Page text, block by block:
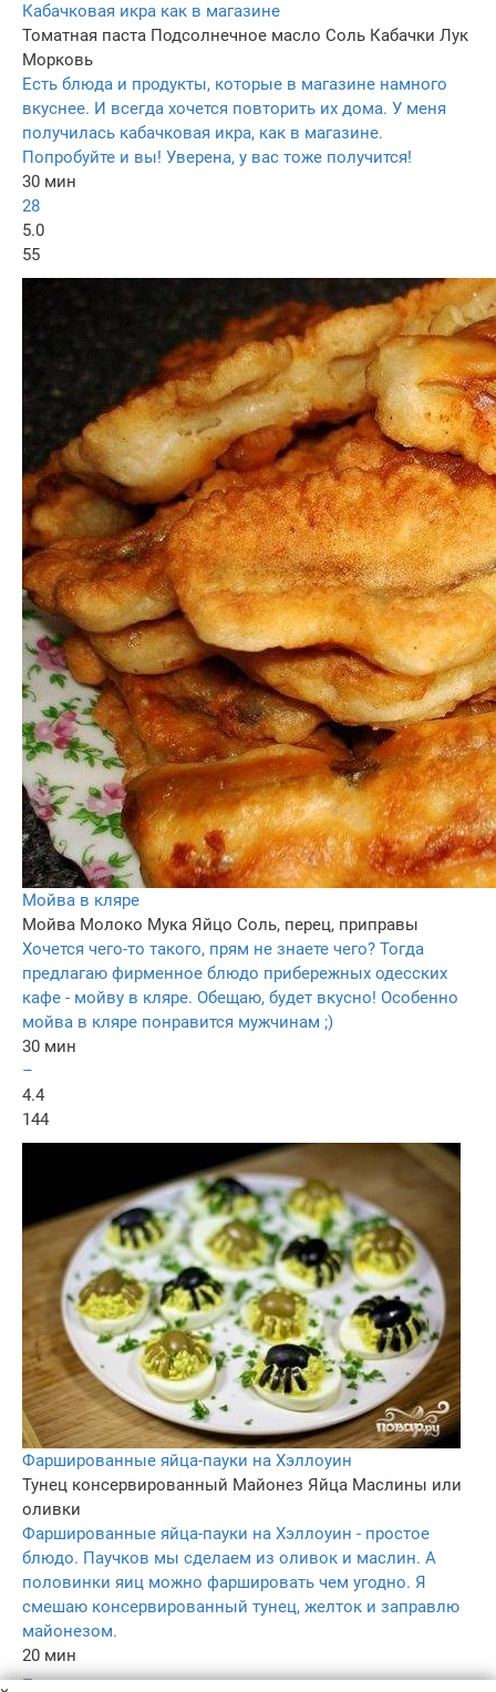
Кабачковая икра как в магазине
Томатная паста Подсолнечное масло Соль Кабачки Лук
Морковь
Есть блюда и продукты, которые в магазине намного
вкуснее. И всегда хочется повторить их дома. У меня
получилась кабачковая икра, как в магазине.
Попробуйте и вы! Уверена, у вас тоже получится!
30 мин
28
5.0
55
Мойва в кляре
Мойва Молоко Мука Яйцо Соль, перец, приправы
Хочется чего-то такого, прям не знаете чего? Тогда
предлагаю фирменное блюдо прибережных одесских
кафе - мойву в кляре. Обещаю, будет вкусно! Особенно
мойва в кляре понравится мужчинам ;)
30 мин
–
4.4
144
Фаршированные яйца-пауки на Хэллоуин
Тунец консервированный Майонез Яйца Маслины или
оливки
Фаршированные яйца-пауки на Хэллоуин - простое
блюдо. Паучков мы сделаем из оливок и маслин. А
половинки яиц можно фаршировать чем угодно. Я
смешаю консервированный тунец, желток и заправлю
майонезом.
20 мин
–